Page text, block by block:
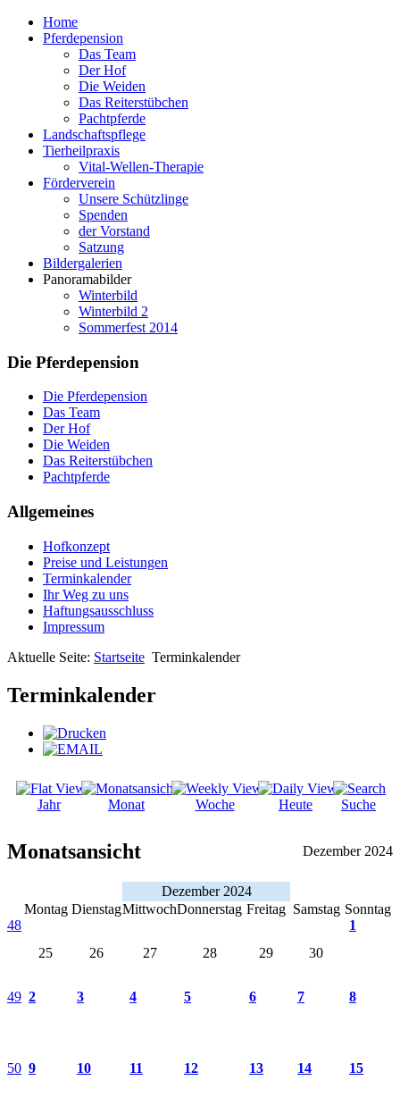
Home
Pferdepension
Das Team
Der Hof
Die Weiden
Das Reiterstübchen
Pachtpferde
Landschaftspflege
Tierheilpraxis
Vital-Wellen-Therapie
Förderverein
Unsere Schützlinge
Spenden
der Vorstand
Satzung
Bildergalerien
Panoramabilder
Winterbild
Winterbild 2
Sommerfest 2014
Die Pferdepension
Die Pferdepension
Das Team
Der Hof
Die Weiden
Das Reiterstübchen
Pachtpferde
Allgemeines
Hofkonzept
Preise und Leistungen
Terminkalender
Ihr Weg zu uns
Haftungsausschluss
Impressum
Aktuelle Seite: Startseite Terminkalender
Terminkalender
Jahr Monat Woche Heute Suche
Monatsansicht Dezember 2024
Dezember 2024
Montag DienstagMittwochDonnerstag Freitag Samstag Sonntag
48
25
26 27 28 29 30
1
49 2 3 4 5 6 7 8
50 9 10 11 12 13 14 15